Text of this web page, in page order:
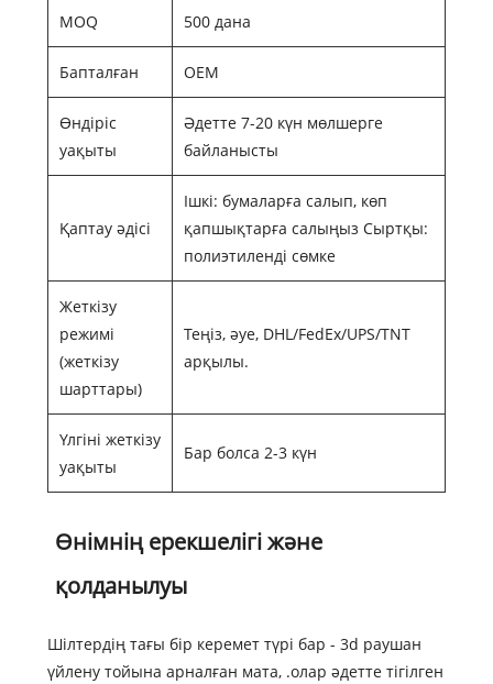
MOQ 500 дана
Бапталған OEM
Өндіріс
уақыты
Әдетте 7-20 күн мөлшерге
байланысты
Қаптау әдісі
Ішкі: бумаларға салып, көп
қапшықтарға салыңыз Сыртқы:
полиэтиленді сөмке
Жеткізу
режимі
(жеткізу
шарттары)
Теңіз, әуе, DHL/FedEx/UPS/TNT
арқылы.
Үлгіні жеткізу
уақыты
Бар болса 2-3 күн
Өнімнің ерекшелігі және
қолданылуы
Шілтердің тағы бір керемет түрі бар - 3d раушан
үйлену тойына арналған мата, .олар әдетте тігілген